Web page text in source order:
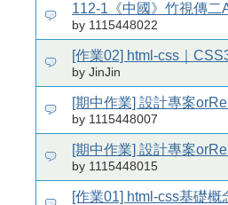
112-1《中國》竹視傳二
by 1115448022
[作業02] html-css｜
by JinJin
[期中作業] 設計專案
by 1115448007
[期中作業] 設計專案
by 1115448015
[作業01] html-css基礎概